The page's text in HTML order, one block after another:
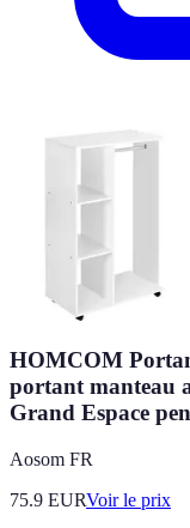
HOMCOM
portant manteau
Grand Espace
Aosom FR
75.9 EURVoir le prix